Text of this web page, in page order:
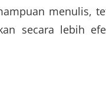
menulis,
secara lebih